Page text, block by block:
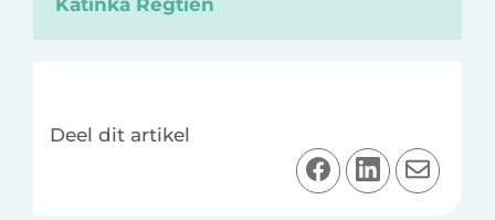
Katinka Regtien
Deel dit artikel
D
e
D
e
D
e